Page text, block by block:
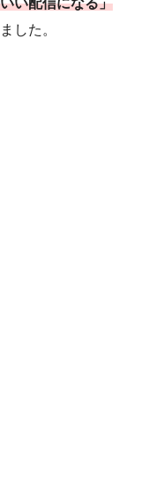
い配信になる」
した。